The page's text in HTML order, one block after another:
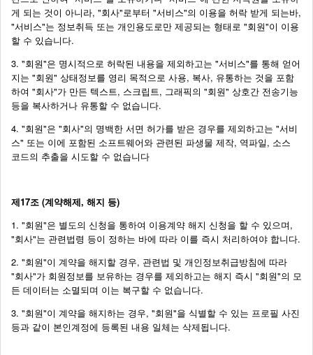
게 되는 것이 아니라, "회사"로부터 "서비스"의 이용을 허락 받게 되는바,
"서비스"는 정보취득 또는 개인용도로만 제공되는 형태로 "회원"이 이용
할 수 있습니다.
3. "회원"은 명시적으로 허락된 내용을 제외하고는 "서비스"를 통해 얻어
지는 "회원" 상태정보를 영리 목적으로 사용, 복사, 유통하는 것을 포함
하여 "회사"가 만든 텍스트, 스크립트, 그래픽의 "회원" 상호간 전송기능
등을 복사하거나 유통할 수 없습니다.
4. "회원"은 "회사"의 명백한 서면 허가를 받은 경우를 제외하고는 "서비
스" 또는 이에 포함된 소프트웨어와 관련된 파생물 제작, 역파일, 소스
코드의 추출을 시도할 수 없습니다
제17조 (계약해제, 해지 등)
1. "회원"은 별도의 신청을 통하여 이용계약 해지 신청을 할 수 있으며,
"회사"는 관련법령 등이 정하는 바에 따라 이를 즉시 처리하여야 합니다.
2. "회원"이 계약을 해지할 경우, 관련법 및 개인정보취급방침에 따라
"회사"가 회원정보를 보유하는 경우를 제외하고는 해지 즉시 "회원"의 모
든 데이터는 소멸되며 이는 복구할 수 없습니다.
3. "회원"이 계약을 해지하는 경우, "회원"을 식별할 수 있는 프로필 사진
등과 같이 본인계정에 등록된 내용 일체는 삭제됩니다.